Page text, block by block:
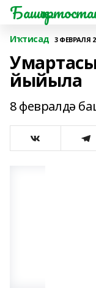
Иҡтисад 3 ФЕВРАЛЯ
йыйыла
8 февралдә